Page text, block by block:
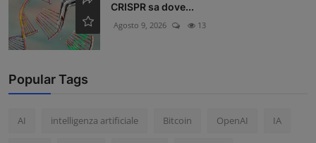
CRISPR sa dove...
Agosto 9, 2026 13
Popular Tags
AI intelligenza artificiale Bitcoin OpenAI IA